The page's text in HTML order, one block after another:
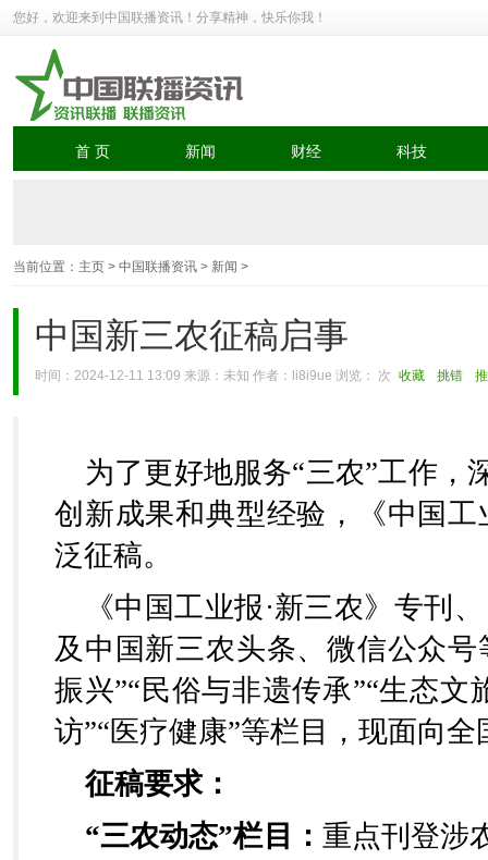
您好，欢迎来到中国联播资讯！分享精神，快乐你我！
首 页 新闻 财经 科技
当前位置： 主页 > 中国联播资讯 > 新闻 >
中国新三农征稿启事
时间：2024-12-11 13:09 来源：未知 作者：li8i9ue 浏览： 次 收藏 挑错
为了更好地服务“三农”工作，
创新成果和典型经验，《中国
泛征稿。
《中国工业报·新三农》专刊
及中国新三农头条、微信公众
振兴”“民俗与非遗传承”“生态文
访”“医疗健康”等栏目，现面向
征稿要求：
“三农动态”栏目： 重点刊登涉